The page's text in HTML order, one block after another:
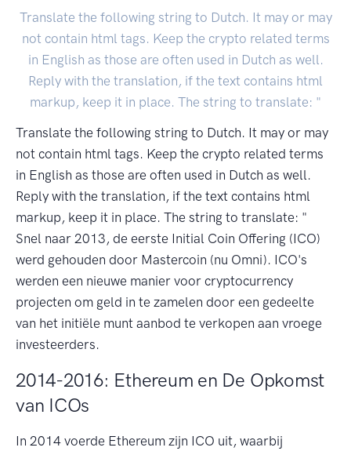
Translate the following string to Dutch. It may or may
not contain html tags. Keep the crypto related terms
in English as those are often used in Dutch as well.
Reply with the translation, if the text contains html
markup, keep it in place. The string to translate: "
Translate the following string to Dutch. It may or may
not contain html tags. Keep the crypto related terms
in English as those are often used in Dutch as well.
Reply with the translation, if the text contains html
markup, keep it in place. The string to translate: "
Snel naar 2013, de eerste Initial Coin Offering (ICO)
werd gehouden door Mastercoin (nu Omni). ICO's
werden een nieuwe manier voor cryptocurrency
projecten om geld in te zamelen door een gedeelte
van het initiële munt aanbod te verkopen aan vroege
investeerders.
2014-2016: Ethereum en De Opkomst
van ICOs
In 2014 voerde Ethereum zijn ICO uit, waarbij